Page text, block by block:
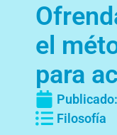
el
para
Publicado:
Filosofía